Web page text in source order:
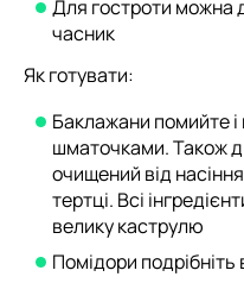
Для гостроти можна
часник
Як готувати:
Баклажани помийте і
шматочками. Також
очищений від
тертці. Всі
велику каструлю
Помідори подрібніть